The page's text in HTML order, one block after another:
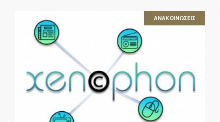
ΑΝΑΚΟΙΝΩΣΕΙΣ